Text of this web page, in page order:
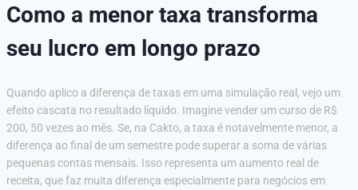
Como a menor taxa transforma
seu lucro em longo prazo
Quando aplico a diferença de taxas em uma simulação real, vejo um
efeito cascata no resultado líquido. Imagine vender um curso de R$
200, 50 vezes ao mês. Se, na Cakto, a taxa é notavelmente menor, a
diferença ao final de um semestre pode superar a soma de várias
pequenas contas mensais. Isso representa um aumento real de
receita, que faz muita diferença especialmente para negócios em